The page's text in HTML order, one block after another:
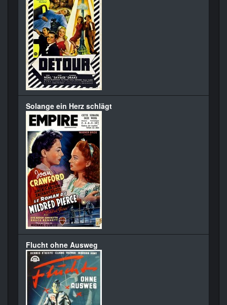
Solange ein Herz schlägt
Flucht ohne Ausweg